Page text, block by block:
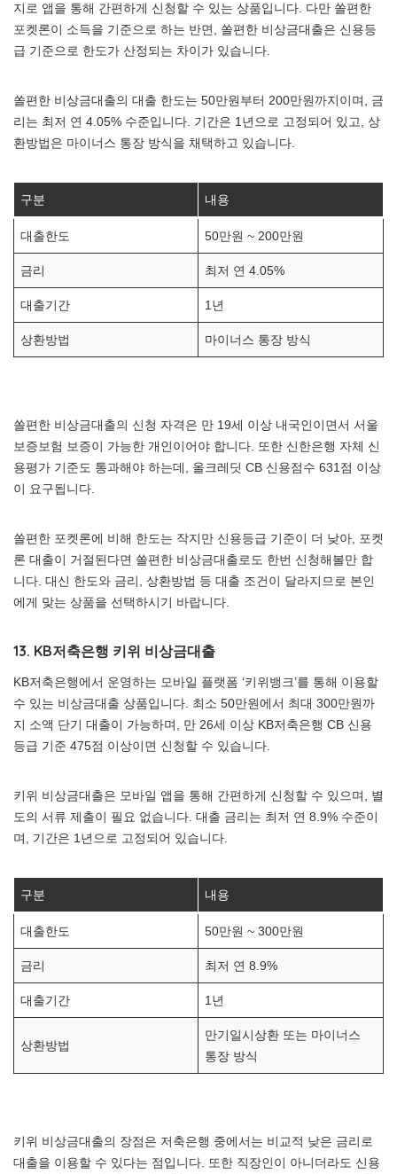
지로 앱을 통해 간편하게 신청할 수 있는 상품입니다. 다만 쏠편한
포켓론이 소득을 기준으로 하는 반면, 쏠편한 비상금대출은 신용등
급 기준으로 한도가 산정되는 차이가 있습니다.
쏠편한 비상금대출의 대출 한도는 50만원부터 200만원까지이며, 금
리는 최저 연 4.05% 수준입니다. 기간은 1년으로 고정되어 있고, 상
환방법은 마이너스 통장 방식을 채택하고 있습니다.
구분 내용
대출한도 50만원 ~ 200만원
금리 최저 연 4.05%
대출기간 1년
상환방법 마이너스 통장 방식
쏠편한 비상금대출의 신청 자격은 만 19세 이상 내국인이면서 서울
보증보험 보증이 가능한 개인이어야 합니다. 또한 신한은행 자체 신
용평가 기준도 통과해야 하는데, 올크레딧 CB 신용점수 631점 이상
이 요구됩니다.
쏠편한 포켓론에 비해 한도는 작지만 신용등급 기준이 더 낮아, 포켓
론 대출이 거절된다면 쏠편한 비상금대출로도 한번 신청해볼만 합
니다. 대신 한도와 금리, 상환방법 등 대출 조건이 달라지므로 본인
에게 맞는 상품을 선택하시기 바랍니다.
13. KB저축은행 키위 비상금대출
KB저축은행에서 운영하는 모바일 플랫폼 ‘키위뱅크’를 통해 이용할
수 있는 비상금대출 상품입니다. 최소 50만원에서 최대 300만원까
지 소액 단기 대출이 가능하며, 만 26세 이상 KB저축은행 CB 신용
등급 기준 475점 이상이면 신청할 수 있습니다.
키위 비상금대출은 모바일 앱을 통해 간편하게 신청할 수 있으며, 별
도의 서류 제출이 필요 없습니다. 대출 금리는 최저 연 8.9% 수준이
며, 기간은 1년으로 고정되어 있습니다.
구분 내용
대출한도 50만원 ~ 300만원
금리 최저 연 8.9%
대출기간 1년
상환방법
만기일시상환 또는 마이너스
통장 방식
키위 비상금대출의 장점은 저축은행 중에서는 비교적 낮은 금리로
대출을 이용할 수 있다는 점입니다. 또한 직장인이 아니더라도 신용